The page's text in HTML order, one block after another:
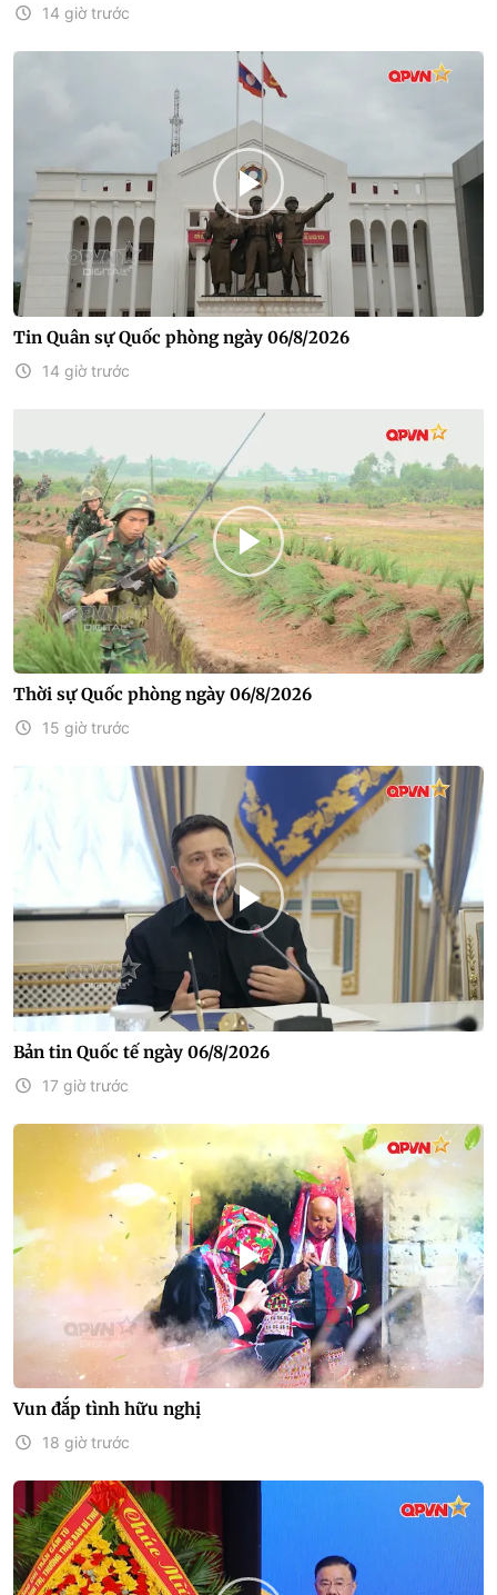
14 giờ trước
Tin Quân sự Quốc phòng ngày 06/8/2026
14 giờ trước
Thời sự Quốc phòng ngày 06/8/2026
15 giờ trước
Bản tin Quốc tế ngày 06/8/2026
17 giờ trước
Vun đắp tình hữu nghị
18 giờ trước